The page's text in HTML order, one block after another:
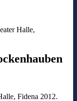
Halle,
Fidena 2012.